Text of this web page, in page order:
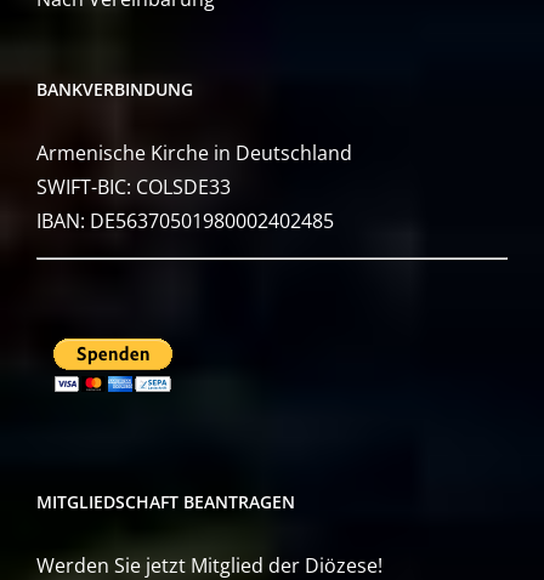
BANKVERBINDUNG
Armenische Kirche in Deutschland
SWIFT-BIC: COLSDE33
IBAN: DE56370501980002402485
MITGLIEDSCHAFT BEANTRAGEN
Werden Sie jetzt Mitglied der Diözese!